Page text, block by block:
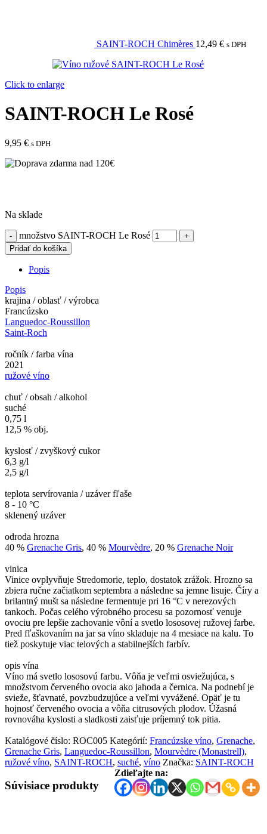
SAINT-ROCH Chimères 12,49 € s DPH
Click to enlarge
SAINT-ROCH Le Rosé
9,95 € s DPH
Na sklade
množstvo SAINT-ROCH Le Rosé
Pridať do košíka
Popis
Popis
krajina / oblasť / výrobca
Francúzsko
Languedoc-Roussillon
Saint-Roch
ročník / farba vína
2021
ružové víno
chuť / obsah / alkohol
suché
0,75 l
12,5 % obj.
kyslosť / zvyškový cukor
6,3 g/l
2,5 g/l
teplota servírovania / uzáver fľaše
8 - 10 °C
sklenený uzáver
odroda hrozna
40 % Grenache Gris, 40 % Mourvèdre, 20 % Grenache Noir
vinica
Vinice ovplyvňuje Stredomorie, teplo, dostatok zrážok. Hrozno sa
zbiera ručne začiatkom septembra a následne sa jemne lisuje. Číry a
brilantný mušt sa následne fermentuje pri 16 °C v nerezových
tankoch. Počas celého výrobného procesu sa pozornosť venuje
ovociu pre lepšie zachovanie vôní a svetlo lososovej ružovej farbe.
Pred fľaškovaním na jar sa víno skladuje na 4 mesiace na kalu. To
tiež poskytuje viac telových a stabilnejších farbív.
opis vína
Víno má svetlo lososovú farbu. Vôňa je veľmi osviežujúca, s
množstvom červeného ovocia ako jahoda a černica. Na podnebí je
svieže, šťavnaté, povzbudzujúce a veľmi vyvážené. Opäť je tu
hojnosť červeného ovocia a vôňa citrusových plodov. Úžasná
rovnováha kyslosti a sladkosti zaisťuje príjemný tok pitia.
Katalógové číslo: ROC005 Kategórií: Francúzske víno, Grenache,
Grenache Gris, Languedoc-Roussillon, Mourvèdre (Monastrell),
ružové víno, SAINT-ROCH, suché, víno Značka: SAINT-ROCH
Zdieľajte na:
Súvisiace produkty